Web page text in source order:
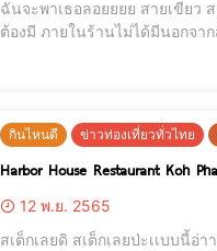
ฉันจะพาเธอลอยยยย สายเขียว สายกัญ เชิญเเวะมาทางนี้เลยค่าา
ต้องมี ภายในร้านไม่ได้มีนอกจา
กินไหนดี ข่าวท่องเที่ยวทั่วไทย
Harbor House Restaurant Koh
12 พ.ย. 2565
สเต็กเลยดิ สเต็กเลยป่ะเเบบนี้อ่าาา หู้ยยยบิ๊กเเมพชวนกินอี